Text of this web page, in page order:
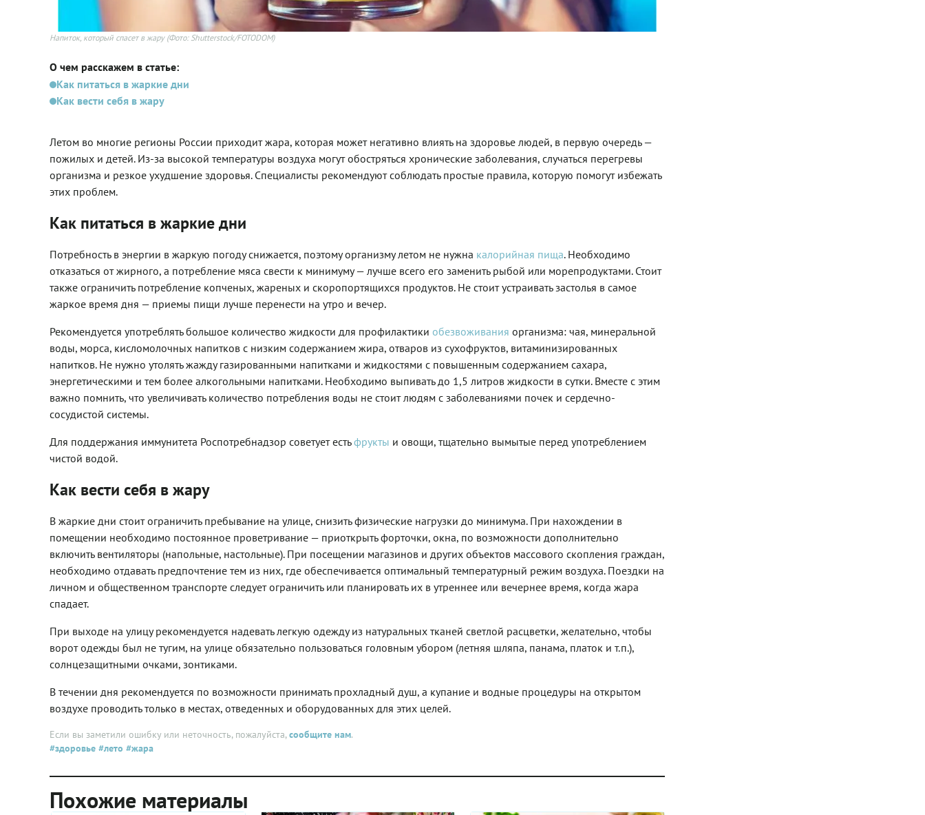
Напиток, который спасет в жару(Фото: Shutterstock/FOTODOM)
О чем расскажем в статье:
Как питаться в жаркие дни
Как вести себя в жару
Летом во многие регионы России приходит жара, которая может негативно влиять на здоровье людей, в первую очередь —
пожилых и детей. Из-за высокой температуры воздуха могут обостряться хронические заболевания, случаться перегревы
организма и резкое ухудшение здоровья. Специалисты рекомендуют соблюдать простые правила, которую помогут избежать
этих проблем.
Как питаться в жаркие дни
Потребность в энергии в жаркую погоду снижается, поэтому организму летом не нужна калорийная пища. Необходимо
отказаться от жирного, а потребление мяса свести к минимуму — лучше всего его заменить рыбой или морепродуктами. Стоит
также ограничить потребление копченых, жареных и скоропортящихся продуктов. Не стоит устраивать застолья в самое
жаркое время дня — приемы пищи лучше перенести на утро и вечер.
Рекомендуется употреблять большое количество жидкости для профилактики обезвоживания организма: чая, минеральной
воды, морса, кисломолочных напитков с низким содержанием жира, отваров из сухофруктов, витаминизированных
напитков. Не нужно утолять жажду газированными напитками и жидкостями с повышенным содержанием сахара,
энергетическими и тем более алкогольными напитками. Необходимо выпивать до 1,5 литров жидкости в сутки. Вместе с этим
важно помнить, что увеличивать количество потребления воды не стоит людям с заболеваниями почек и сердечно-
сосудистой системы.
Для поддержания иммунитета Роспотребнадзор советует естьфрукты и овощи, тщательно вымытые перед употреблением
чистой водой.
Как вести себя в жару
В жаркие дни стоит ограничить пребывание на улице, снизить физические нагрузки до минимума. При нахождении в
помещении необходимо постоянное проветривание — приоткрыть форточки, окна, по возможности дополнительно
включить вентиляторы (напольные, настольные). При посещении магазинов и других объектов массового скопления граждан,
необходимо отдавать предпочтение тем из них, где обеспечивается оптимальный температурный режим воздуха. Поездки на
личном и общественном транспорте следует ограничить или планировать их в утреннее или вечернее время, когда жара
спадает.
При выходе на улицу рекомендуется надевать легкую одежду из натуральных тканей светлой расцветки, желательно, чтобы
ворот одежды был не тугим, на улице обязательно пользоваться головным убором (летняя шляпа, панама, платок и т.п.),
солнцезащитными очками, зонтиками.
В течении дня рекомендуется по возможности принимать прохладный душ, а купание и водные процедуры на открытом
воздухе проводить только в местах, отведенных и оборудованных для этих целей.
Если вы заметили ошибку или неточность, пожалуйста,сообщите нам.
#здоровье #лето #жара
Похожие материалы